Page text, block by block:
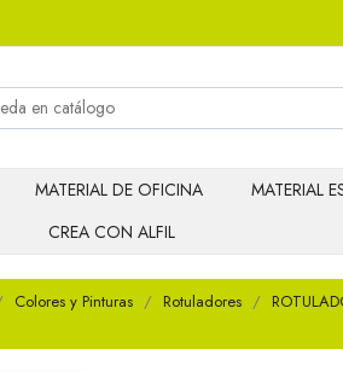
MATERIAL DE OFICINA
MATERIAL
CREA CON ALFIL
Colores y Pinturas Rotuladores